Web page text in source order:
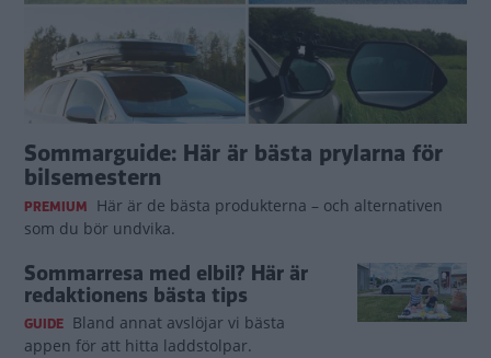
Sommarguide: Här är bästa prylarna för
bilsemestern
PREMIUM Här är de bästa produkterna – och alternativen
som du bör undvika.
Sommarresa med elbil? Här är
redaktionens bästa tips
GUIDE Bland annat avslöjar vi bästa
appen för att hitta laddstolpar.